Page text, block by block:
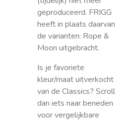
geproduceerd. FRIGG
heeft in plaats daarvan
de varianten: Rope &
Moon uitgebracht.
Is je favoriete
kleur/maat uitverkocht
van de Classics? Scroll
dan iets naar beneden
voor vergelijkbare